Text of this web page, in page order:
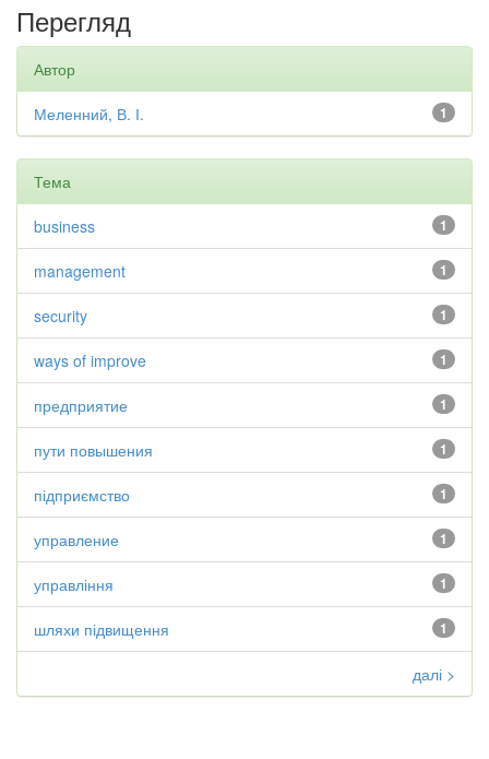
Перегляд
Автор
1
Меленний, В. І.
Тема
1
business
1
management
1
security
1
ways of improve
1
предприятие
1
пути повышения
1
підприємство
1
управление
1
управління
1
шляхи підвищення
далі >